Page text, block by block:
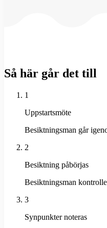
Så här går det till
1
Uppstartsmöte
Besiktningsman går
2
Besiktning påbörjas
Besiktningsman
3
Synpunkter noteras